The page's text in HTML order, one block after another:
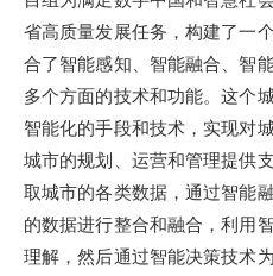
省高质量发展任务，构建了一
合了智能感知、智能融合、智
多个方面的技术和功能。这个
智能化的手段和技术，实现对
城市的规划、运营和管理提供
取城市的各类数据，通过智能
的数据进行整合和融合，利用
理解，然后通过智能决策技术